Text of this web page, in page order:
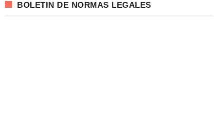
BOLETIN DE NORMAS LEGALES